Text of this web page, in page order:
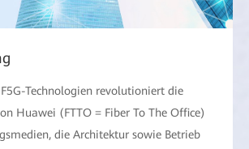
Technologien revolutioniert die
Huawei (FTTO = Fiber To The Office)
die Architektur sowie Betrieb